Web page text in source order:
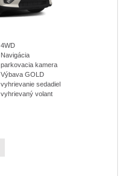
4WD
Navigácia
parkovacia kamera
Výbava GOLD
vyhrievanie sedadiel
vyhrievaný volant